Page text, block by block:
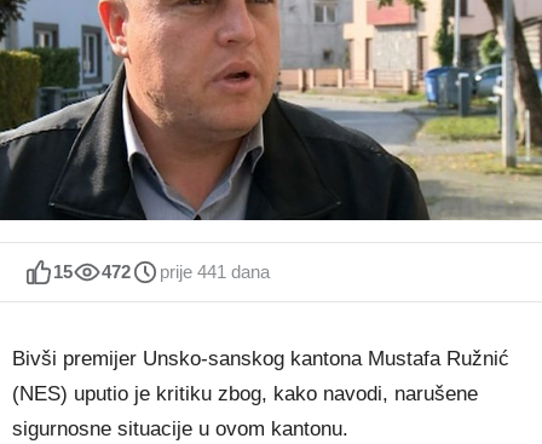
15 472 prije 441 dana
Bivši premijer Unsko-sanskog kantona Mustafa Ružnić
(NES) uputio je kritiku zbog, kako navodi, narušene
sigurnosne situacije u ovom kantonu.